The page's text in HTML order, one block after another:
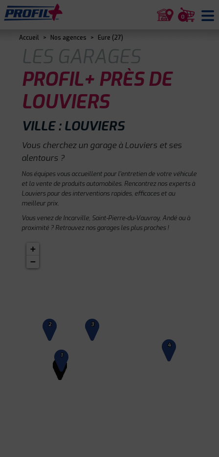
0
Accueil > Nos agences > Eure (27)
LES GARAGES
PROFIL+ PRÈS DE
LOUVIERS
VILLE : LOUVIERS
Vous cherchez un garage à Louviers et ses
alentours ?
Nos équipes vous accueillent pour l'entretien de votre véhicule
et la vente de produits automobiles. Rencontrez nos experts à
Louviers pour des interventions rapides, efficaces et au
meilleur prix.
Vous venez de Incarville, Saint-Pierre-du-Vauvray, Andé ou à
proximité ? Retrouvez nos garages les plus proches !
1
2 3
4
+
−